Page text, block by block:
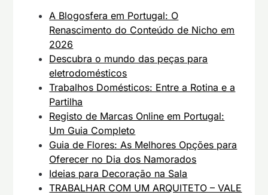
A Blogosfera em Portugal: O
Renascimento do Conteúdo de Nicho em
2026
Descubra o mundo das peças para
eletrodomésticos
Trabalhos Domésticos: Entre a Rotina e a
Partilha
Registo de Marcas Online em Portugal:
Um Guia Completo
Guia de Flores: As Melhores Opções para
Oferecer no Dia dos Namorados
Ideias para Decoração na Sala
TRABALHAR COM UM ARQUITETO – VALE